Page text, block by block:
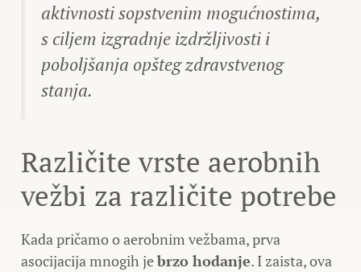
aktivnosti sopstvenim mogućnostima,
s ciljem izgradnje izdržljivosti i
poboljšanja opšteg zdravstvenog
stanja.
Različite vrste aerobnih
vežbi za različite potrebe
Kada pričamo o aerobnim vežbama, prva
asocijacija mnogih jebrzo hodanje. I zaista, ova